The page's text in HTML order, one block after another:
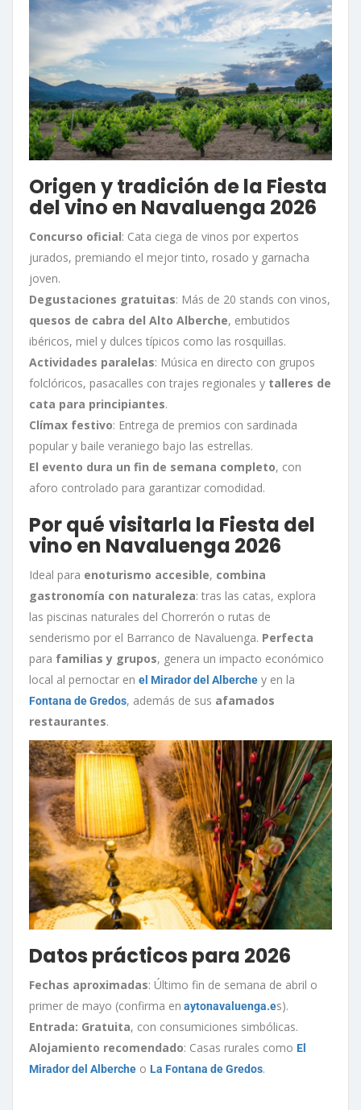
Origen y tradición de la Fiesta
del vino en Navaluenga 2026
Concurso oficial: Cata ciega de vinos por expertos
jurados, premiando el mejor tinto, rosado y garnacha
joven.
Degustaciones gratuitas: Más de 20 stands con vinos,
quesos de cabra del Alto Alberche, embutidos
ibéricos, miel y dulces típicos como las rosquillas.
Actividades paralelas: Música en directo con grupos
folclóricos, pasacalles con trajes regionales y talleres de
cata para principiantes.
Clímax festivo: Entrega de premios con sardinada
popular y baile veraniego bajo las estrellas.
El evento dura un fin de semana completo, con
aforo controlado para garantizar comodidad.
Por qué visitarla la Fiesta del
vino en Navaluenga 2026
Ideal para enoturismo accesible, combina
gastronomía con naturaleza: tras las catas, explora
las piscinas naturales del Chorrerón o rutas de
senderismo por el Barranco de Navaluenga. Perfecta
para familias y grupos, genera un impacto económico
local al pernoctar en el Mirador del Alberche y en la
Fontana de Gredos, además de sus afamados
restaurantes.
Datos prácticos para 2026
Fechas aproximadas: Último fin de semana de abril o
primer de mayo (confirma en aytonavaluenga.es).
Entrada: Gratuita, con consumiciones simbólicas.
Alojamiento recomendado: Casas rurales como El
Mirador del Alberche o La Fontana de Gredos.